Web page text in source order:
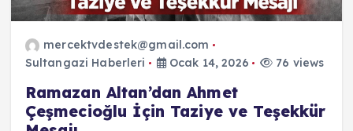
mercektvdestek@gmail.com
Sultangazi Haberleri
Ocak 14, 2026 76 views
Ramazan Altan’dan Ahmet
Çeşmecioğlu İçin Taziye ve Teşekkür